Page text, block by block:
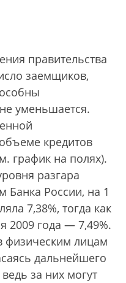
правительства
заемщиков,
уменьшается.
кредитов
график на полях).
разгара
Банка России, на 1
7,38%, тогда как
2009 года — 7,49%.
физическим лицам
дальнейшего
за них могут